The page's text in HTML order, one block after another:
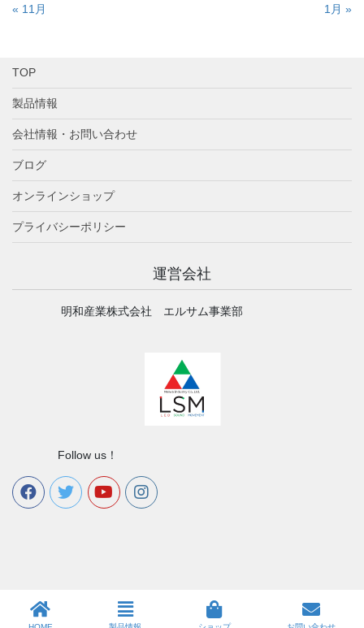
« 11月 1月 »
TOP
製品情報
会社情報・お問い合わせ
ブログ
オンラインショップ
プライバシーポリシー
運営会社
明和産業株式会社 エルサム事業部
Follow us！